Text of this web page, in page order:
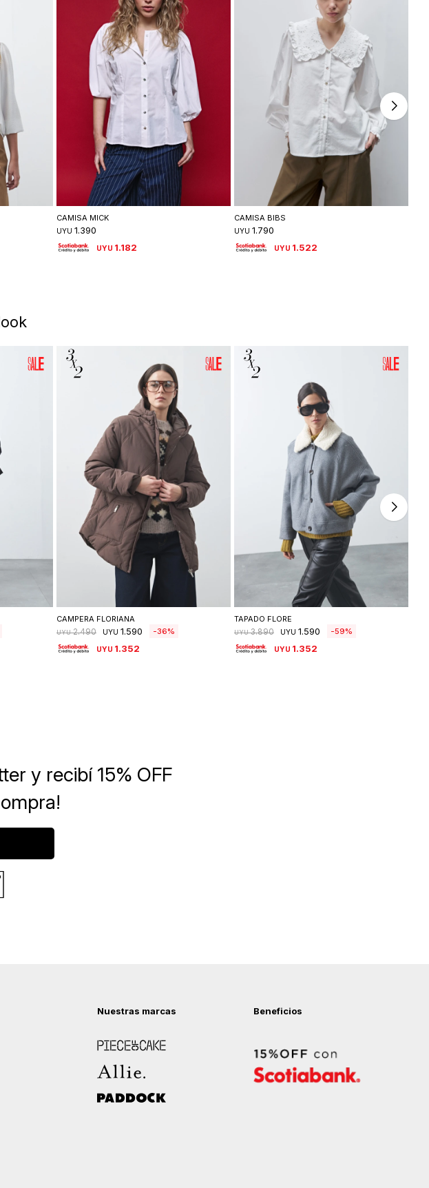
Seleccionar talle
CAMISA MICK
UYU 1.390
UYU 1.182
Seleccionar talle
CAMISA BIBS
UYU 1.790
UYU 1.522
Seleccionar talle
CAMPERA FLORIANA
UYU 2.490 UYU 1.590 36
UYU 1.352
Seleccionar talle
TAPADO FLORE
UYU 3.890 UYU 1.590 59
UYU 1.352
Nuestras marcas
Piece of Cake
Allie
Paddock
Beneficios
y recibí 15% OFF